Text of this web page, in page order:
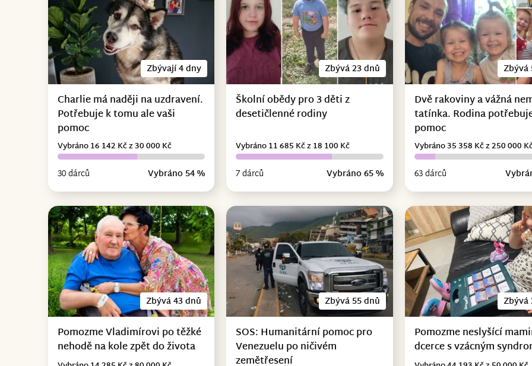
Zbývají 4 dny
Charlie má naději na uzdravení.
Potřebuje k tomu ale vaši
pomoc
30 dárců Vybráno 54 %
Vybráno 16 142 Kč z 30 000 Kč
Zbývá 23 dnů
Školní obědy pro 3 děti z
desetičlenné rodiny
7 dárců Vybráno 65 %
Vybráno 11 685 Kč z 18 100 Kč
Zbývá
Dvě rakoviny a vážná
tatínka. Rodina
pomoc
63 dárců
Vybráno 35 358 Kč z 250 000
Zbývá 43 dnů
Pomozme Vladimírovi po těžké
nehodě na kole zpět do života
Zbývá 55 dnů
SOS: Humanitární pomoc pro
Venezuelu po ničivém
zemětřesení
Zbývá
Pomozme neslyšící
dcerce s vzácným